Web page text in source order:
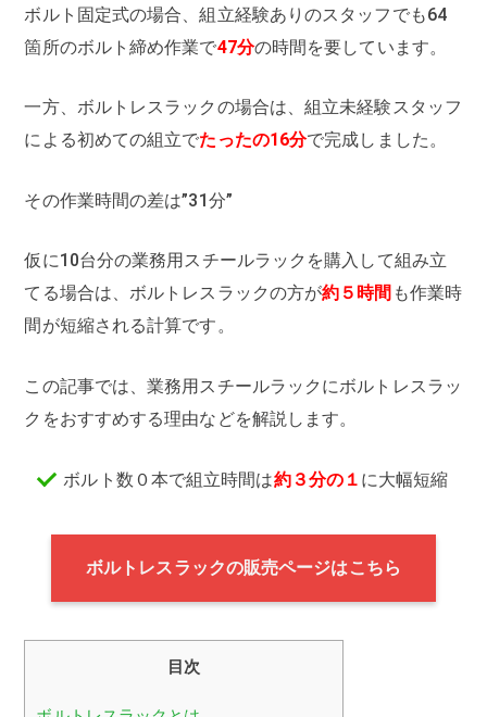
ボルト固定式の場合、組立経験ありのスタッフでも64
箇所のボルト締め作業で47分の時間を要しています。
一方、ボルトレスラックの場合は、組立未経験スタッフ
による初めての組立でたったの16分で完成しました。
その作業時間の差は”31分”
仮に10台分の業務用スチールラックを購入して組み立
てる場合は、ボルトレスラックの方が約５時間 も作業時
間が短縮される計算です。
この記事では、業務用スチールラックにボルトレスラッ
クをおすすめする理由などを解説します。
ボルト数０本で組立時間は約３分の１ に大幅短縮
ボルトレスラックの販売ページはこちら
目次